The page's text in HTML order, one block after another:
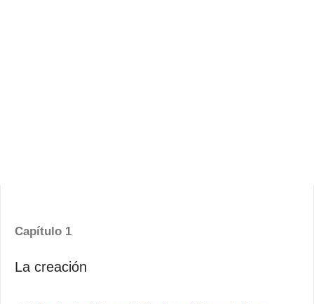
Capítulo 1
La creación